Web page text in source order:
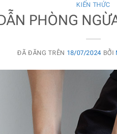
KIẾN THỨC
PHÒNG
ĐÃ ĐĂNG TRÊN 18/07/2024 BỞI